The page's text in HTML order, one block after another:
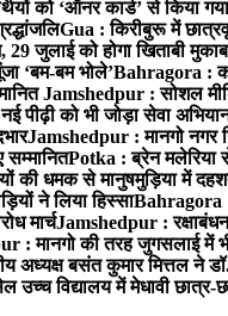
को ‘ऑनर कार्ड’ से किया
Gua : किरीबुरू में
जुलाई को होगा खिताबी
‘बम-बम भोले’Bahragora :
Jamshedpur : सोशल
को भी जोड़ा सेवा अभियान
Jamshedpur : मानगो नगर
Potka : ब्रेन मलेरिया
धमक से मानुषमुड़िया में दहशत,
ने लिया हिस्साBahragora :
मार्चJamshedpur :
: मानगो की तरह जुगसलाई में
बसंत कुमार मित्तल ने
उच्च विद्यालय में मेधावी